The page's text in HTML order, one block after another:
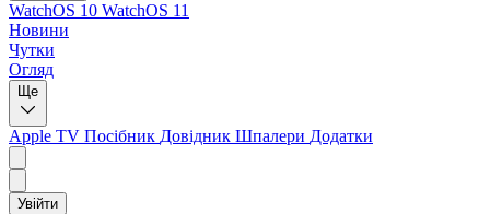
WatchOS 10 WatchOS 11
Новини
Чутки
Огляд
Ще
Apple TV Посібник Довідник Шпалери Додатки
Увійти